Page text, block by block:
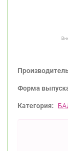
Форма
Категория: